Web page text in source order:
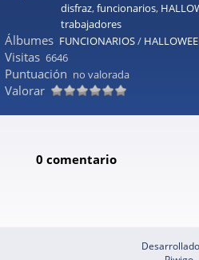
disfraz,funcionarios,
trabajadores
Álbumes FUNCIONARIOS/
Visitas 6646
Puntuación no valorada
Valorar
0 comentario